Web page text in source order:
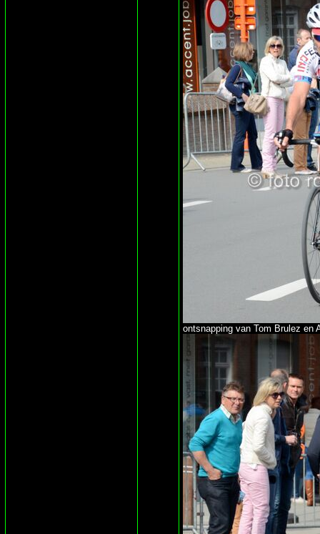
ontsnapping van Tom Brulez en